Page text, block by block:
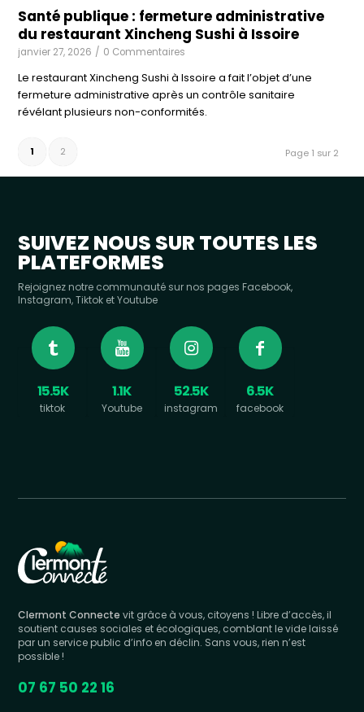
Santé publique : fermeture administrative
du restaurant Xincheng Sushi à Issoire
janvier 27, 2026 / 0 Commentaires
Le restaurant Xincheng Sushi à Issoire a fait l’objet d’une
fermeture administrative après un contrôle sanitaire
révélant plusieurs non-conformités.
Page 1 sur 2
1 2
SUIVEZ NOUS SUR TOUTES LES
PLATEFORMES
Rejoignez notre communauté sur nos pages Facebook,
Instagram, Tiktok et Youtube
15.5K
tiktok
1.1K
Youtube
52.5K
instagram
6.5K
facebook
Clermont Connecte vit grâce à vous, citoyens ! Libre d’accès, il
soutient causes sociales et écologiques, comblant le vide laissé
par un service public d’info en déclin. Sans vous, rien n’est
possible !
07 67 50 22 16